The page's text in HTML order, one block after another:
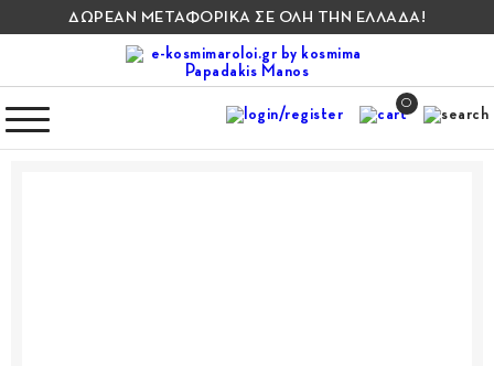
ΔΩΡΕΑΝ ΜΕΤΑΦΟΡΙΚΑ ΣΕ ΟΛΗ ΤΗΝ ΕΛΛΑΔΑ!
0